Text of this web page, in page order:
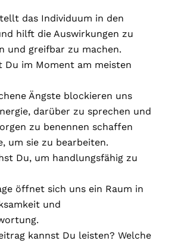
das Individuum in den
hilft die Auswirkungen zu
und greifbar zu machen.
Du im Moment am meisten
Ängste blockieren uns
darüber zu sprechen und
zu benennen schaffen
um sie zu bearbeiten.
Du, um handlungsfähig zu
öffnet sich uns ein Raum in
und
kannst Du leisten? Welche